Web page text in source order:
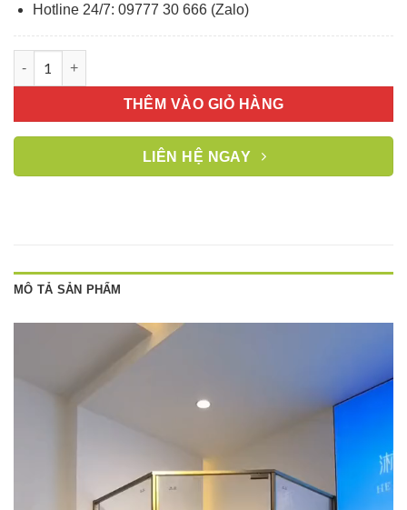
Hotline 24/7: 09777 30 666 (Zalo)
THÊM VÀO GIỎ HÀNG
LIÊN HỆ NGAY
MÔ TẢ SẢN PHẨM